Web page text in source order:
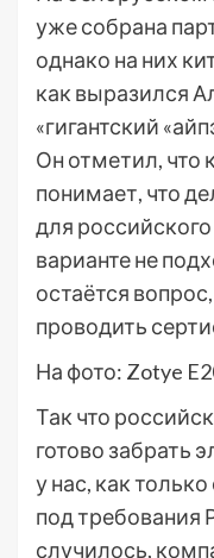
уже собрана
однако на них
как выразился
«гигантский
Он отметил, что
понимает, что
для
варианте не
остаётся
проводить
На фото: Zotye
Так что
готово забрать
у нас, как
под требования
случилось,